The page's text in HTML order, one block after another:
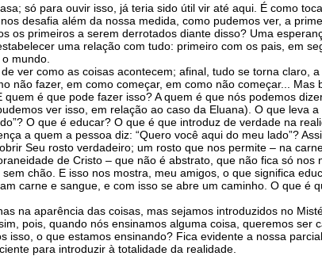
só para ouvir isso, já teria sido útil vir até aqui. É como
desafia além da nossa medida, como pudemos ver, a
os primeiros a serem derrotados diante disso? Uma
uma relação com tudo: primeiro com os pais, em
mundo.
ver como as coisas acontecem; afinal, tudo se torna claro,
não fazer, em como começar, em como não começar...
é que pode fazer isso? A quem é que nós podemos
ver isso, em relação ao caso da Eluana). O que leva
O que é educar? O que é que introduz de verdade na
a quem a pessoa diz: “Quero você aqui do meu lado”?
Seu rosto verdadeiro; um rosto que nos permite – na
de Cristo – que não é abstrato, que não fica só
chão. E isso nos mostra, meu amigos, o que significa
carne e sangue, e com isso se abre um caminho. O que é
na aparência das coisas, mas sejamos introduzidos no
pois, quando nós ensinamos alguma coisa, queremos ser
o que estamos ensinando? Fica evidente a nossa
para introduzir à totalidade da realidade.